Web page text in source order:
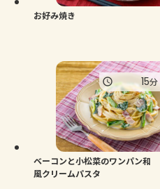
お好み焼き
ベーコンと小松菜のワンパン和
風クリームパスタ
15分